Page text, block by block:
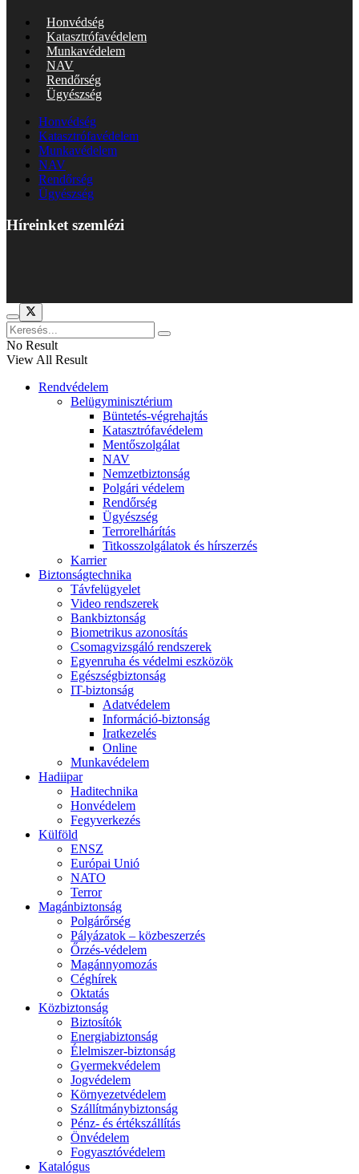
Honvédség
Katasztrófavédelem
Munkavédelem
NAV
Rendőrség
Ügyészség
Honvédség
Katasztrófavédelem
Munkavédelem
NAV
Rendőrség
Ügyészség
Híreinket szemlézi
No Result
View All Result
Rendvédelem
Belügyminisztérium
Büntetés-végrehajtás
Katasztrófavédelem
Mentőszolgálat
NAV
Nemzetbiztonság
Polgári védelem
Rendőrség
Ügyészség
Terrorelhárítás
Titkosszolgálatok és hírszerzés
Karrier
Biztonságtechnika
Távfelügyelet
Video rendszerek
Bankbiztonság
Biometrikus azonosítás
Csomagvizsgáló rendszerek
Egyenruha és védelmi eszközök
Egészségbiztonság
IT-biztonság
Adatvédelem
Információ-biztonság
Iratkezelés
Online
Munkavédelem
Hadiipar
Haditechnika
Honvédelem
Fegyverkezés
Külföld
ENSZ
Európai Unió
NATO
Terror
Magánbiztonság
Polgárőrség
Pályázatok – közbeszerzés
Őrzés-védelem
Magánnyomozás
Céghírek
Oktatás
Közbiztonság
Biztosítók
Energiabiztonság
Élelmiszer-biztonság
Gyermekvédelem
Jogvédelem
Környezetvédelem
Szállítmánybiztonság
Pénz- és értékszállítás
Önvédelem
Fogyasztóvédelem
Katalógus